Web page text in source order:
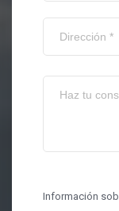
Información